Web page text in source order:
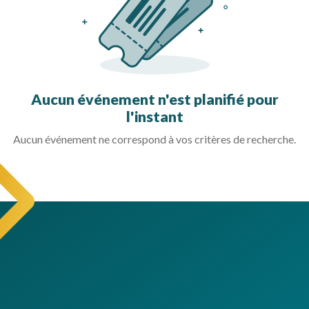
Aucun événement n'est planifié pour
l'instant
Aucun événement ne correspond à vos critères de recherche.